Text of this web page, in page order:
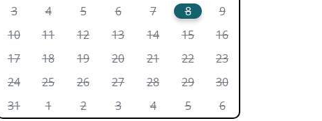
3
4 5 6 7 8
9
10
11 12 13 14 15
16
17
18 19 20 21 22
23
24
25 26 27 28 29
30
31
1 2 3 4 5 6